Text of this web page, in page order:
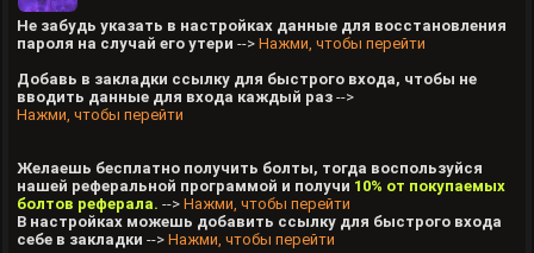
Не забудь указать в настройках данные для восстановления
пароля на случай его утери --> Нажми, чтобы перейти
Добавь в закладки ссылку для быстрого входа, чтобы не
вводить данные для входа каждый раз -->
Нажми, чтобы перейти
Желаешь бесплатно получить болты, тогда воспользуйся
нашей реферальной программой и получи 10% от покупаемых
болтов реферала. --> Нажми, чтобы перейти
В настройках можешь добавить ссылку для быстрого входа
себе в закладки --> Нажми, чтобы перейти